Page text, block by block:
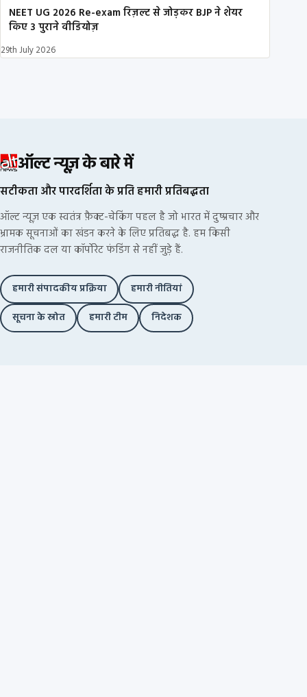
NEET UG 2026 Re-exam रिज़ल्ट से जोड़कर BJP ने शेयर
किए 3 पुराने वीडियोज़
29th July 2026
ऑल्ट न्यूज़ के बारे में
सटीकता और पारदर्शिता के प्रति हमारी प्रतिबद्धता
ऑल्ट न्यूज़ एक स्वतंत्र फ़ैक्ट-चेकिंग पहल है जो भारत में दुष्प्रचार और
भ्रामक सूचनाओं का खंडन करने के लिए प्रतिबद्ध है. हम किसी
राजनीतिक दल या कॉर्पोरेट फंडिंग से नहीं जुड़े हैं.
हमारी संपादकीय प्रक्रिया
हमारी नीतियां
सूचना के स्रोत
हमारी टीम निदेशक